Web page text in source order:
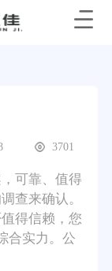
3701
可靠、值得
查来确认。
得信赖，您
合实力。公